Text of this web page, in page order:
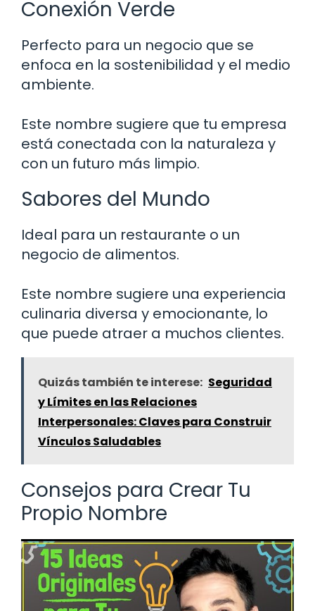
Conexión Verde
Perfecto para un negocio que se
enfoca en la sostenibilidad y el medio
ambiente.
Este nombre sugiere que tu empresa
está conectada con la naturaleza y
con un futuro más limpio.
Sabores del Mundo
Ideal para un restaurante o un
negocio de alimentos.
Este nombre sugiere una experiencia
culinaria diversa y emocionante, lo
que puede atraer a muchos clientes.
Quizás también te interese: Seguridad
y Límites en las Relaciones
Interpersonales: Claves para Construir
Vínculos Saludables
Consejos para Crear Tu
Propio Nombre